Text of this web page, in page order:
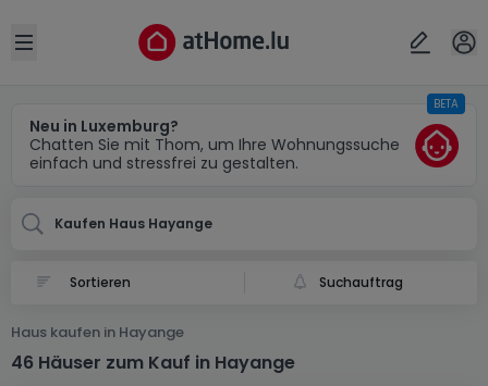
Open sidebar
Neu in Luxemburg?
Chatten Sie mit Thom, um Ihre Wohnungssuche
einfach und stressfrei zu gestalten.
BETA
Kaufen Haus Hayange
Suchauftrag
Haus kaufen in Hayange
46 Häuser zum Kauf in Hayange
Ort
Abbrechen ok